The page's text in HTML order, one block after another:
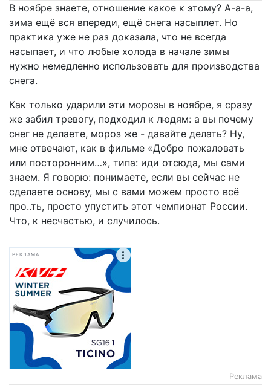
В ноябре знаете, отношение какое к этому? А-а-а,
зима ещё вся впереди, ещё снега насыплет. Но
практика уже не раз доказала, что не всегда
насыпает, и что любые холода в начале зимы
нужно немедленно использовать для производства
снега.
Как только ударили эти морозы в ноябре, я сразу
же забил тревогу, подходил к людям: а вы почему
снег не делаете, мороз же - давайте делать? Ну,
мне отвечают, как в фильме «Добро пожаловать
или посторонним…», типа: иди отсюда, мы сами
знаем. Я говорю: понимаете, если вы сейчас не
сделаете основу, мы с вами можем просто всё
про..ть, просто упустить этот чемпионат России.
Что, к несчастью, и случилось.
РЕКЛАМА
Реклама